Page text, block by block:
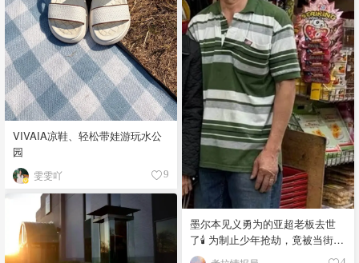
VIVAIA凉鞋、轻松带娃游玩水公
园
雯雯吖 9
墨尔本见义勇为的亚超老板去世
了🕯️ 为制止少年抢劫，竟被当街围
殴致死！